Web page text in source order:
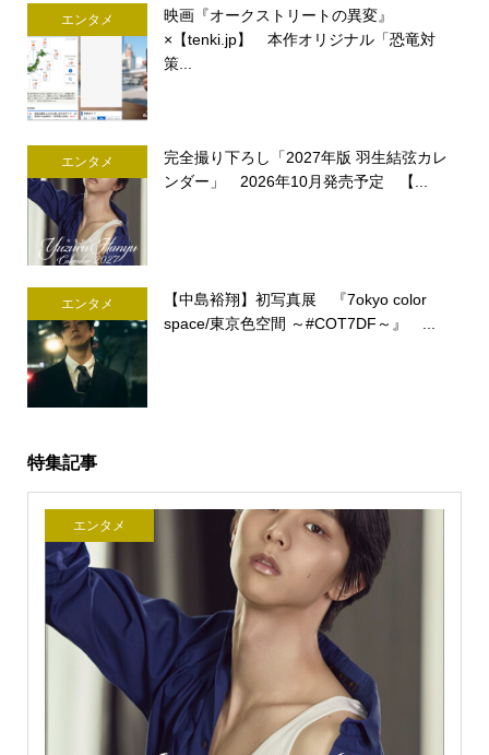
エンタメ
映画『オークストリートの異変』
×【tenki.jp】 本作オリジナル「恐竜対
策...
エンタメ
完全撮り下ろし「2027年版 羽生結弦カレ
ンダー」 2026年10月発売予定 【...
エンタメ
【中島裕翔】初写真展 『7okyo color
space/東京色空間 ～#COT7DF～』 ...
特集記事
エンタメ